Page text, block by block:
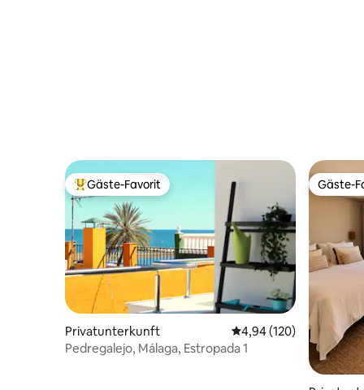
Beliebter Gäste-Favorit.
Gäste-Favorit
Privatunterkunft Durchschnittliche
4,94 (120)
Pedregalejo, Málaga, Estropada 1
Gäste-
Gäste-